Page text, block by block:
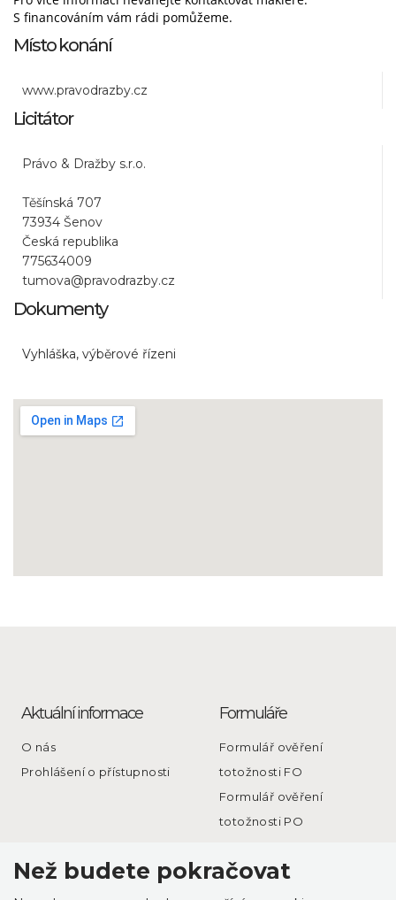
S financováním vám rádi pomůžeme.
Místo konání
www.pravodrazby.cz
Licitátor
Právo & Dražby s.r.o.
Těšínská 707
73934 Šenov
Česká republika
775634009
tumova@pravodrazby.cz
Dokumenty
Vyhláška, výběrové řízeni
Aktuální informace
O nás
Prohlášení o přístupnosti
Formuláře
Formulář ověření
totožnosti FO
Formulář ověření
totožnosti PO
Právní info Rychlý kontakt
Než budete pokračovat